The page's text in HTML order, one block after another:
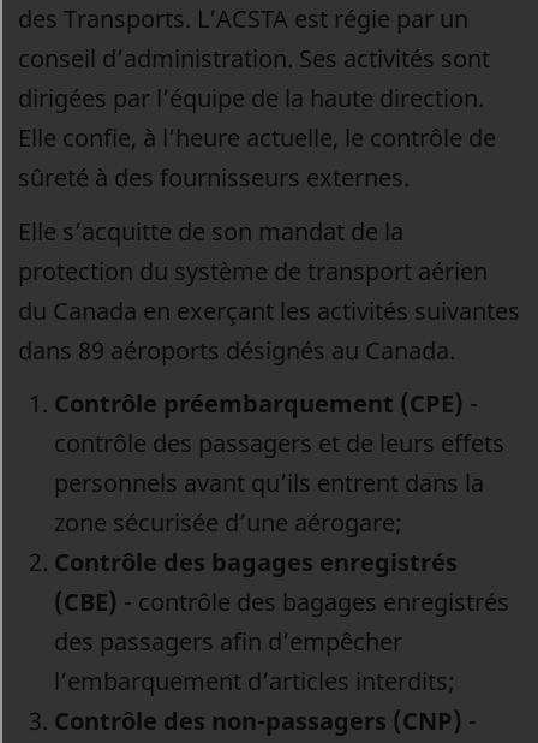
des Transports. L’ACSTA est régie par un
conseil d’administration. Ses activités sont
dirigées par l’équipe de la haute direction.
Elle confie, à l’heure actuelle, le contrôle de
sûreté à des fournisseurs externes.
Elle s’acquitte de son mandat de la
protection du système de transport aérien
du Canada en exerçant les activités suivantes
dans 89 aéroports désignés au Canada.
Contrôle préembarquement (CPE) -
contrôle des passagers et de leurs effets
personnels avant qu’ils entrent dans la
zone sécurisée d’une aérogare;
Contrôle des bagages enregistrés
(CBE) - contrôle des bagages enregistrés
des passagers afin d’empêcher
l’embarquement d’articles interdits;
Contrôle des non-passagers (CNP) -